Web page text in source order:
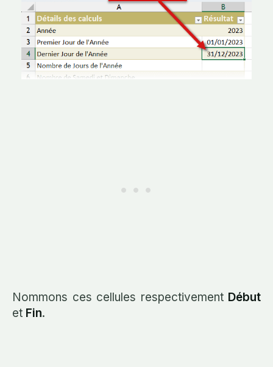
Nommons ces cellules respectivement Début
et Fin.